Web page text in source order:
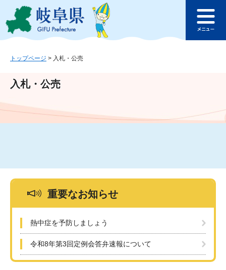
ジ
ュ
文
このページの本文へ
ュ
トップページ > 入札・公売
入札・公売
重要なお知らせ
熱中症を予防しましょう
令和8年第3回定例会答弁速報について